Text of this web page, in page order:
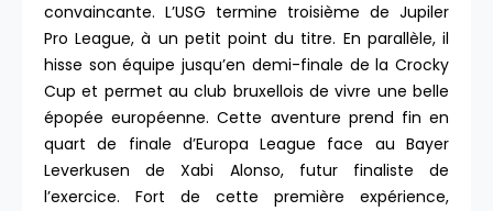
convaincante. L’USG termine troisième de Jupiler
Pro League, à un petit point du titre. En parallèle, il
hisse son équipe jusqu’en demi-finale de la Crocky
Cup et permet au club bruxellois de vivre une belle
épopée européenne. Cette aventure prend fin en
quart de finale d’Europa League face au Bayer
Leverkusen de Xabi Alonso, futur finaliste de
l’exercice. Fort de cette première expérience,